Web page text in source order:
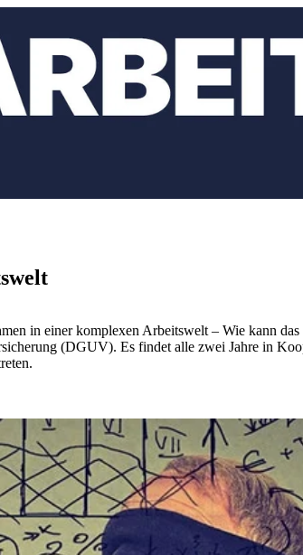
in einer komplexen Arbeitswelt – Wie kann das
(DGUV). Es findet alle zwei Jahre in